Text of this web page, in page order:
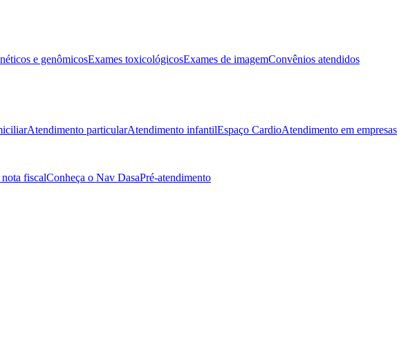
e genômicosExames toxicológicosExames de imagemConvênios atendidos
Atendimento particularAtendimento infantilEspaço CardioAtendimento em empresas
nota fiscalConheça o Nav DasaPré-atendimento